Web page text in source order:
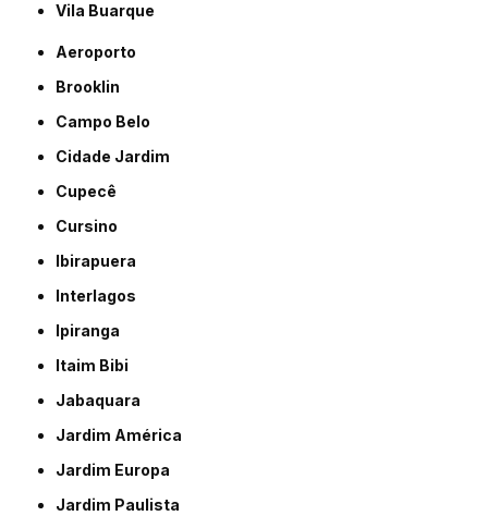
Vila Buarque
Aeroporto
Brooklin
Campo Belo
Cidade Jardim
Cupecê
Cursino
Ibirapuera
Interlagos
Ipiranga
Itaim Bibi
Jabaquara
Jardim América
Jardim Europa
Jardim Paulista